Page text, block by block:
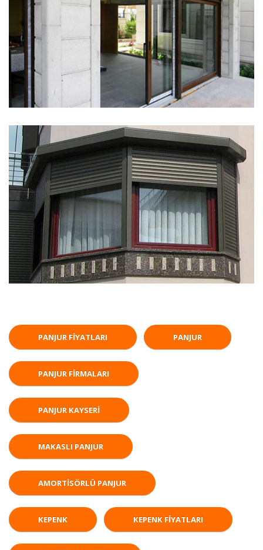
PANJUR FIYATLARI PANJUR
PANJUR FIRMALARI
PANJUR KAYSERI
MAKASLI PANJUR
AMORTISÖRLÜ PANJUR
KEPENK KEPENK FIYATLARI